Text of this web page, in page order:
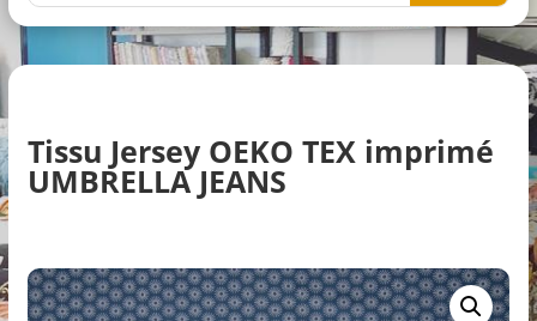
Tissu Jersey OEKO TEX imprimé
UMBRELLA JEANS